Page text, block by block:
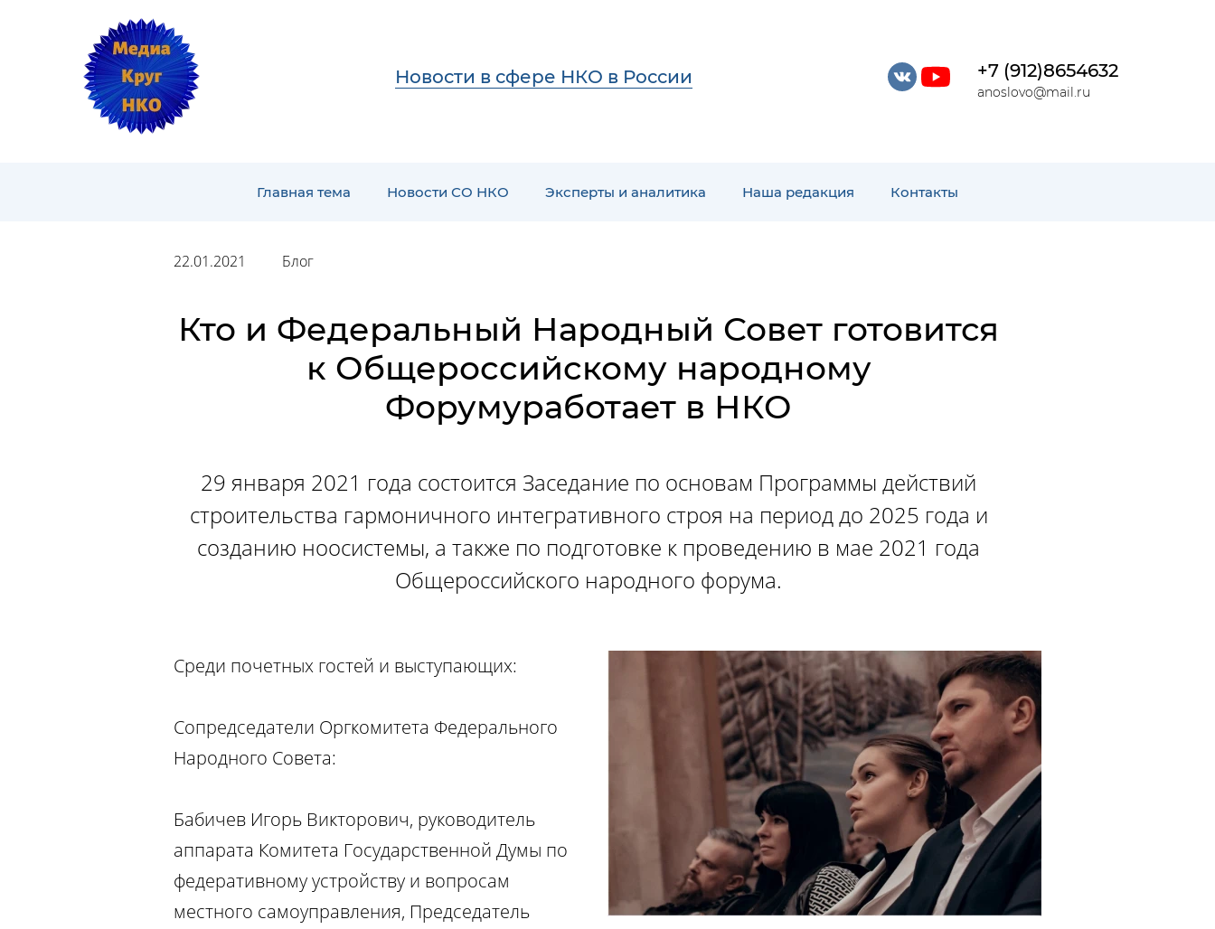
Новости в сфере НКО в России +7 (912)8654632
anoslovo@mail.ru
Главная тема Новости СО НКО Эксперты и аналитика Наша редакция Контакты
22.01.2021 Блог
Кто и Федеральный Народный Совет готовится
к Общероссийскому народному
Форумуработает в НКО
29 января 2021 года состоится Заседание по основам Программы действий
строительства гармоничного интегративного строя на период до 2025 года и
созданию ноосистемы, а также по подготовке к проведению в мае 2021 года
Общероссийского народного форума.
Среди почетных гостей и выступающих:
Сопредседатели Оргкомитета Федерального
Народного Совета:
Бабичев Игорь Викторович, руководитель
аппарата Комитета Государственной Думы по
федеративному устройству и вопросам
местного самоуправления, Председатель